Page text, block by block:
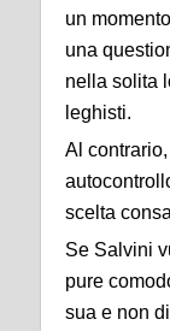
un
una
nella solita
leghisti.
Al
scelta
Se Salvini
pure
sua e non